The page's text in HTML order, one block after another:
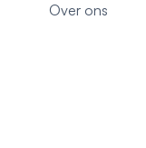
Over ons